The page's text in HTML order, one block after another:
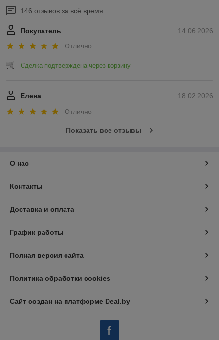
146 отзывов за всё время
14.06.2026
Покупатель
Отлично
Сделка подтверждена через корзину
18.02.2026
Елена
Отлично
Показать все отзывы
О нас
Контакты
Доставка и оплата
График работы
Полная версия сайта
Политика обработки cookies
Сайт создан на платформе Deal.by